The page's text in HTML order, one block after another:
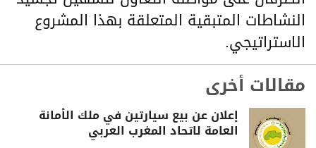
النشاطات المتبقية المتعلقة بهذا المشروع
الاستراتيجي.
مقالات أخرى
إعلان عن بيع سيارتين في ملك الأمانة
العامة لاتحاد المغرب العربي